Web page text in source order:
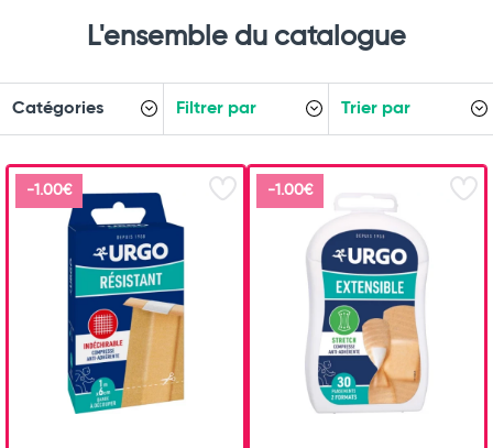
L'ensemble du catalogue
Catégories Filtrer par Trier par
-1.00€ -1.00€